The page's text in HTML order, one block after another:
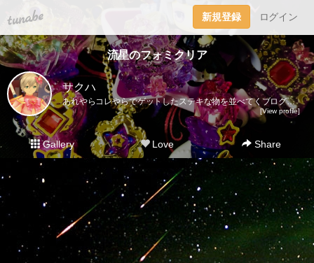
tuna.be 新規登録 ログイン
流星のフォミクリア
サクハ
あれやらコレやらでゲットしたステキな物を並べてくブログ。レアなものからそーでもないものまでジャンル問わずいろいろ載っけて行きます。主観ですが魔女っ子系（女児アニメ）やチープトイ、メッキのキラキラしたものは「キラキラかわいいもの」でまとめてみました。お探しの方はそちらのタグを見ていただくと便利です！ルミティアが出る度にダークカラーをゲットするので並べてみました。パクト、ステッキ2、ジュエルは完全に運です。それ以降はオープンパッケージなので買いやすくて助かります。写真が差し替えても変わらないバグ？が発生してるみたいです…追記ありで写真と内容が合わない記事がありますが気にせずお待ちください…正直コメントは気分でつけたりつけなかったりしてます。過去記事に追加があったり逆に消えてたりするのはその為。シリーズ物で見たいときは記事下やサイドバーにあるタグを使うと早いです。※お譲りや売買はいかなる物もいたしておりません。また、写真の無断転載も禁止しております。本館（ドール、雑貨ブログ）→http://blog.livedoor.jp/watanabeco/別館（ゲーム、イラストブログ）→http://sunphysics.blog.shinobi.jp/ツイッター本垢 ＠Sakuha3983 https://twitter.com/Sakuha3983趣味垢 @arukakirakira https://twitter.com/arukakirakira
[View profile]
Gallery Love Share